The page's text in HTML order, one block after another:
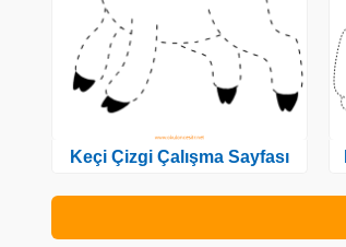
Keçi Çizgi Çalışma Sayfası